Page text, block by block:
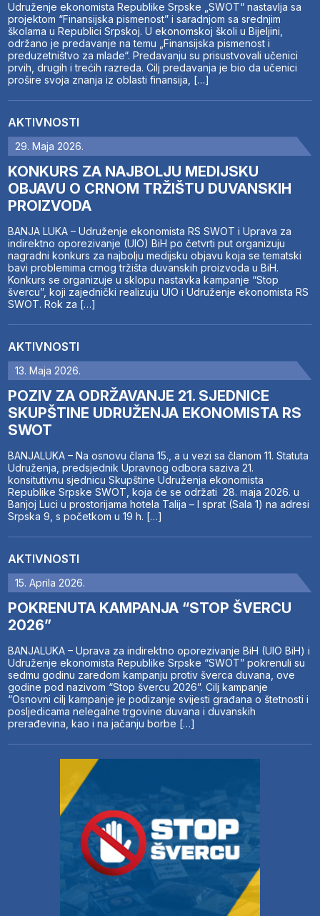
Udruženje ekonomista Republike Srpske „SWOT“ nastavlja sa
projektom “Finansijska pismenost” i saradnjom sa srednjim
školama u Republici Srpskoj. U ekonomskoj školi u Bijeljini,
održano je predavanje na temu „Finansijska pismenost i
preduzetništvo za mlade“. Predavanju su prisustvovali učenici
prvih, drugih i trećih razreda. Cilj predavanja je bio da učenici
prošire svoja znanja iz oblasti finansija, […]
AKTIVNOSTI
29. Maja 2026.
KONKURS ZA NAJBOLJU MEDIJSKU
OBJAVU O CRNOM TRŽIŠTU DUVANSKIH
PROIZVODA
BANJA LUKA – Udruženje ekonomista RS SWOT i Uprava za
indirektno oporezivanje (UIO) BiH po četvrti put organizuju
nagradni konkurs za najbolju medijsku objavu koja se tematski
bavi problemima crnog tržišta duvanskih proizvoda u BiH.
Konkurs se organizuje u sklopu nastavka kampanje “Stop
švercu”, koji zajednički realizuju UIO i Udruženje ekonomista RS
SWOT. Rok za […]
AKTIVNOSTI
13. Maja 2026.
POZIV ZA ODRŽAVANJE 21. SJEDNICE
SKUPŠTINE UDRUŽENJA EKONOMISTA RS
SWOT
BANJALUKA – Na osnovu člana 15., a u vezi sa članom 11. Statuta
Udruženja, predsjednik Upravnog odbora saziva 21.
konsitutivnu sjednicu Skupštine Udruženja ekonomista
Republike Srpske SWOT, koja će se održati 28. maja 2026. u
Banjoj Luci u prostorijama hotela Talija – I sprat (Sala 1) na adresi
Srpska 9, s početkom u 19 h. […]
AKTIVNOSTI
15. Aprila 2026.
POKRENUTA KAMPANJA “STOP ŠVERCU
2026”
BANJALUKA – Uprava za indirektno oporezivanje BiH (UIO BiH) i
Udruženje ekonomista Republike Srpske “SWOT” pokrenuli su
sedmu godinu zaredom kampanju protiv šverca duvana, ove
godine pod nazivom “Stop švercu 2026”. Cilj kampanje
“Osnovni cilj kampanje je podizanje svijesti građana o štetnosti i
posljedicama nelegalne trgovine duvana i duvanskih
prerađevina, kao i na jačanju borbe […]